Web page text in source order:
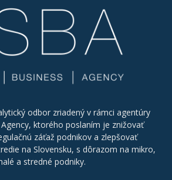
odbor zriadený v rámci agentúry
ktorého poslaním je znižovať
záťaž podnikov a zlepšovať
na Slovensku, s dôrazom na mikro,
a stredné podniky.